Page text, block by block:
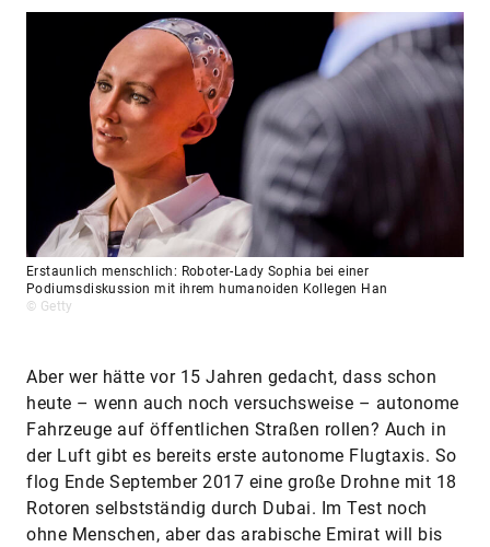
Erstaunlich menschlich: Roboter-Lady Sophia bei einer
Podiumsdiskussion mit ihrem humanoiden Kollegen Han
© Getty
Aber wer hätte vor 15 Jahren gedacht, dass schon
heute – wenn auch noch versuchsweise – autonome
Fahrzeuge auf öffentlichen Straßen rollen? Auch in
der Luft gibt es bereits erste autonome Flugtaxis. So
flog Ende September 2017 eine große Drohne mit 18
Rotoren selbstständig durch Dubai. Im Test noch
ohne Menschen, aber das arabische Emirat will bis